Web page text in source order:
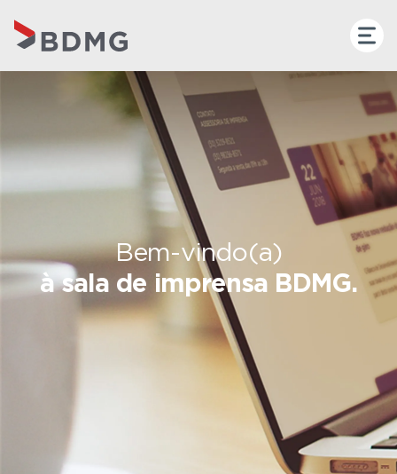
Bem-vindo(a)
à sala de imprensa BDMG.